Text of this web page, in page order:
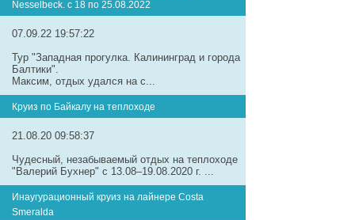
Nesselbeck. с 18 по 25.08.2022
07.09.22 19:57:22
Тур "Западная прогулка. Калининград и города
Балтики".
Максим, отдых удался на с...
Круиз по Байкалу на теплоходе
21.08.20 09:58:37
Чудесный, незабываемый отдых на теплоходе
"Валерий Бухнер" с 13.08–19.08.2020 г. ...
Инаугурационный круиз на лайнере Сosta
Smeralda